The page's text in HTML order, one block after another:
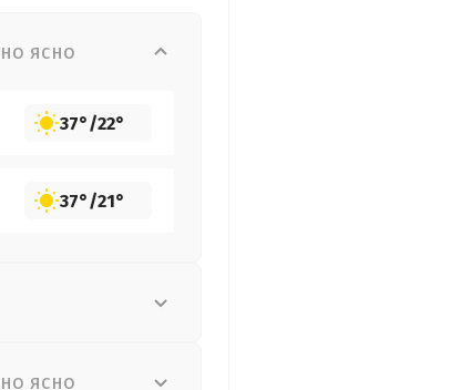
ясно
37°/22°
37°/21°
ясно